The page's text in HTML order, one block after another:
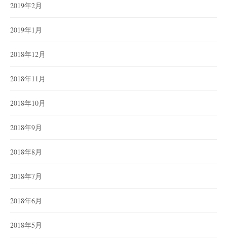
2019年2月
2019年1月
2018年12月
2018年11月
2018年10月
2018年9月
2018年8月
2018年7月
2018年6月
2018年5月